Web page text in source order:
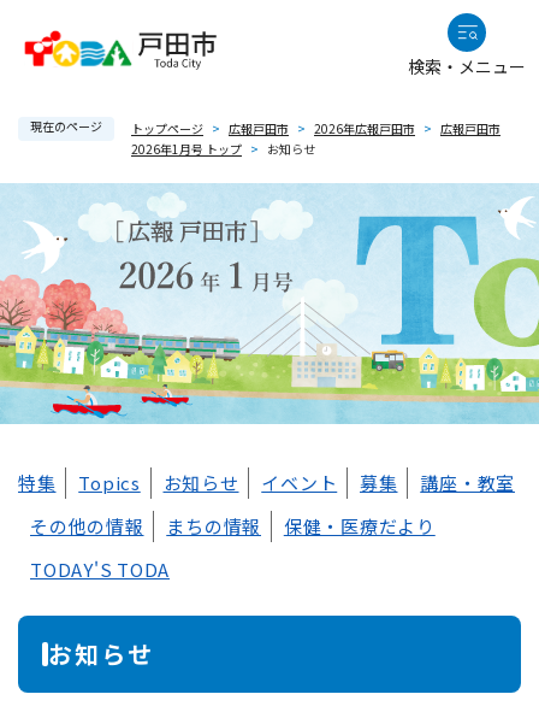
で
検索・メニュー
現在のページ トップページ > 広報戸田市 > 2026年広報戸田市 > 広報戸田市
2026年1月号 トップ > お知らせ
文
特集 Topics お知らせ イベント 募集
講座・教室
その他の情報
まちの情報
保健・医療だより
TODAY'S TODA
お知らせ